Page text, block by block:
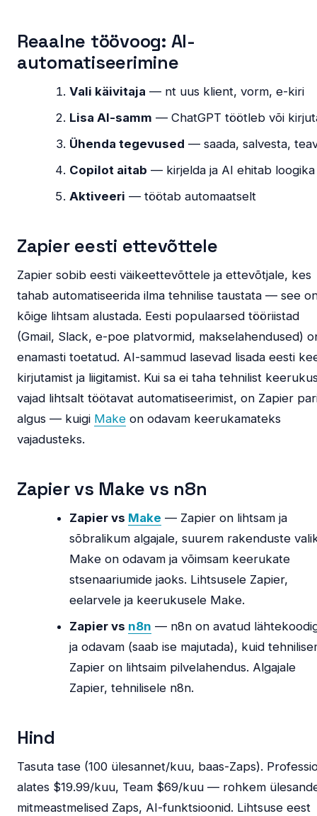
Reaalne töövoog: AI-
automatiseerimine
Vali käivitaja — nt uus klient, vorm, e-kiri
Lisa AI-samm — ChatGPT töötleb või
Ühenda tegevused — saada, salvesta,
Copilot aitab — kirjelda ja AI ehitab loogika
Aktiveeri — töötab automaatselt
Zapier eesti ettevõttele
Zapier sobib eesti väikeettevõttele ja ettevõtjale, kes
tahab automatiseerida ilma tehnilise taustata — see
kõige lihtsam alustada. Eesti populaarsed tööriistad
(Gmail, Slack, e-poe platvormid, makselahendused)
enamasti toetatud. AI-sammud lasevad lisada eesti
kirjutamist ja liigitamist. Kui sa ei taha tehnilist
vajad lihtsalt töötavat automatiseerimist, on Zapier
algus — kuigi Make on odavam keerukamateks
vajadusteks.
Zapier vs Make vs n8n
Zapier vs Make — Zapier on lihtsam ja
sõbralikum algajale, suurem rakenduste
Make on odavam ja võimsam keerukate
stsenaariumide jaoks. Lihtsusele Zapier,
eelarvele ja keerukusele Make.
Zapier vs n8n — n8n on avatud
ja odavam (saab ise majutada), kuid
Zapier on lihtsaim pilvelahendus. Algajale
Zapier, tehnilisele n8n.
Hind
Tasuta tase (100 ülesannet/kuu, baas-Zaps).
alates $19.99/kuu, Team $69/kuu — rohkem
mitmeastmelised Zaps, AI-funktsioonid. Lihtsuse eest